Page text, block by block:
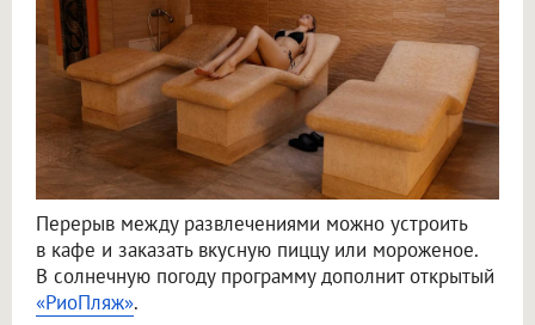
Перерыв между развлечениями можно устроить
в кафе и заказать вкусную пиццу или мороженое.
В солнечную погоду программу дополнит открытый
«РиоПляж».